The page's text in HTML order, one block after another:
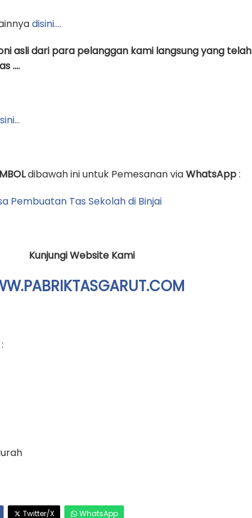
disini….
asli dari para pelanggan kami langsung yang telah
….
dibawah ini untuk Pemesanan viaWhatsApp:
Kunjungi Website Kami
Twitter/X WhatsApp